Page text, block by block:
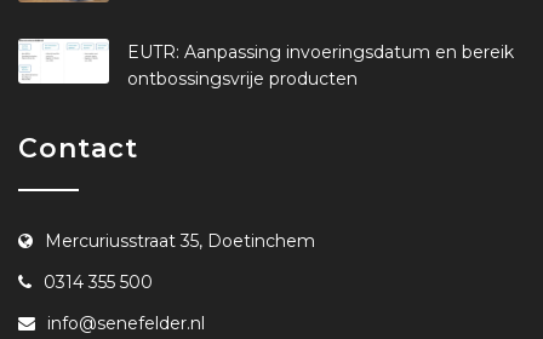
EUTR: Aanpassing invoeringsdatum en bereik
ontbossingsvrije producten
Contact
Mercuriusstraat 35, Doetinchem
0314 355 500
info@senefelder.nl